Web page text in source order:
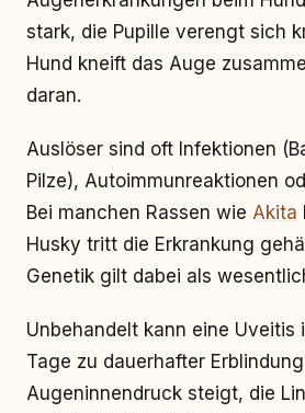
stark, die Pupille verengt sich
Hund kneift das Auge
daran.
Auslöser sind oft Infektionen
Pilze), Autoimmunreaktionen
Bei manchen Rassen wie Akita
Husky tritt die Erkrankung
Genetik gilt dabei als
Unbehandelt kann eine Uveitis
Tage zu dauerhafter
Augeninnendruck steigt, die